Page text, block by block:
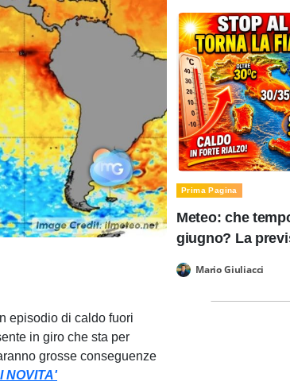
episodio di caldo fuori
in giro che sta per
grosse conseguenze
NOVITA'
Prima Pagina
Meteo: che
giugno? La
Mario Giuliacci